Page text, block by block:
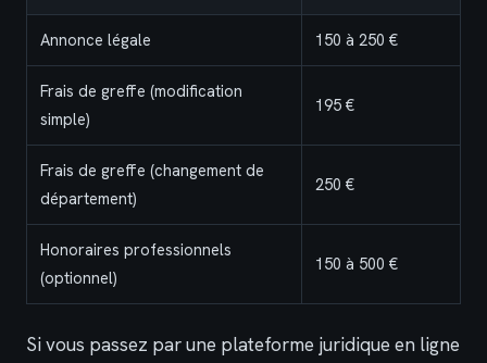
Annonce légale 150 à 250 €
Frais de greffe (modification
simple)
195 €
Frais de greffe (changement de
département)
250 €
Honoraires professionnels
(optionnel)
150 à 500 €
Si vous passez par une plateforme juridique en ligne